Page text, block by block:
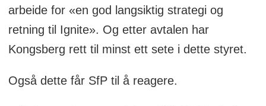
arbeide for «en god langsiktig strategi og
retning til Ignite». Og etter avtalen har
Kongsberg rett til minst ett sete i dette styret.
Også dette får SfP til å reagere.